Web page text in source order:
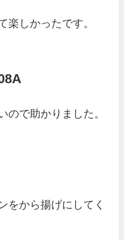
楽しかったです。
ので助かりました。
をから揚げにしてく